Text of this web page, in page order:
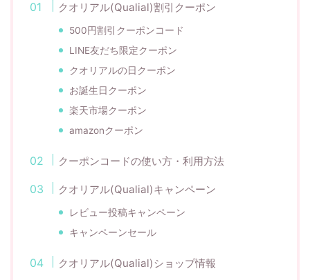
クオリアル(Qualial)割引クーポン
500円割引クーポンコード
LINE友だち限定クーポン
クオリアルの日クーポン
お誕生日クーポン
楽天市場クーポン
amazonクーポン
クーポンコードの使い方・利用方法
クオリアル(Qualial)キャンペーン
レビュー投稿キャンペーン
キャンペーンセール
クオリアル(Qualial)ショップ情報